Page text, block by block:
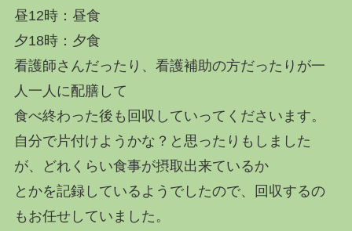
昼12時：昼食
夕18時：夕食
看護師さんだったり、看護補助の方だったりが一
人一人に配膳して
食べ終わった後も回収していってくださいます。
自分で片付けようかな？と思ったりもしました
が、どれくらい食事が摂取出来ているか
とかを記録しているようでしたので、回収するの
もお任せしていました。